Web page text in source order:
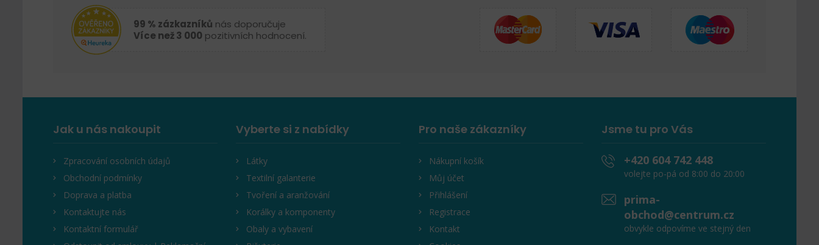
99 % zázkazníků nás doporučuje
Více než 3 000 pozitivních hodnocení.
Jak u nás nakoupit
Zpracování osobních údajů
Obchodní podmínky
Doprava a platba
Kontaktujte nás
Kontaktní formulář
Vyberte si z nabídky
Látky
Textilní galanterie
Tvoření a aranžování
Korálky a komponenty
Obaly a vybavení
Pro naše zákazníky
Nákupní košík
Můj účet
Přihlášení
Registrace
Kontakt
Jsme tu pro Vás
+420 604 742 448
volejte po-pá od 8:00 do 20:00
prima-
obchod@centrum.cz
obvykle odpovíme ve stejný den